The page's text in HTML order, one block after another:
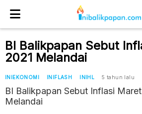
BI Balikpapan Sebut
2021 Melandai
INIEKONOMI INIFLASH INIHL 5 tahun lalu
BI Balikpapan Sebut Inflasi
Melandai